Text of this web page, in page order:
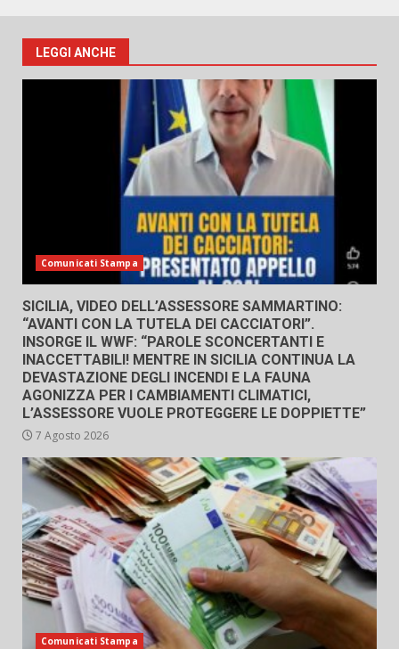
LEGGI ANCHE
Comunicati Stampa
SICILIA, VIDEO DELL’ASSESSORE SAMMARTINO:
“AVANTI CON LA TUTELA DEI CACCIATORI”.
INSORGE IL WWF: “PAROLE SCONCERTANTI E
INACCETTABILI! MENTRE IN SICILIA CONTINUA LA
DEVASTAZIONE DEGLI INCENDI E LA FAUNA
AGONIZZA PER I CAMBIAMENTI CLIMATICI,
L’ASSESSORE VUOLE PROTEGGERE LE DOPPIETTE”
7 Agosto 2026
Comunicati Stampa